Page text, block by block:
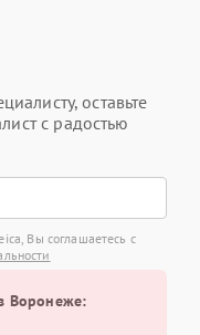
оставьте
с радостью
Вы соглашаетесь с
Воронеже: